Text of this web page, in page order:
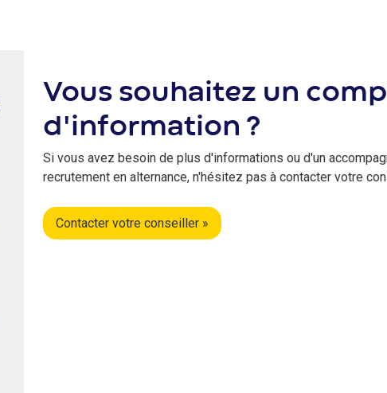
Vous souhaitez un
d'information ?
Si vous avez besoin de plus d'informations ou d'un
recrutement en alternance, n'hésitez pas à contacter votre
Contacter votre conseiller »